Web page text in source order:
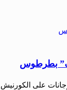
على